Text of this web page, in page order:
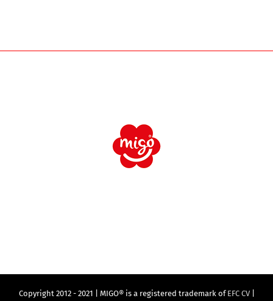
Copyright 2012 - 2021 | MIGO® is a registered trademark of EFC CV|